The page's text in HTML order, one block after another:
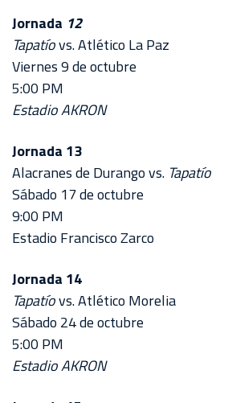
Jornada 12
Tapatíovs. Atlético La Paz
Viernes 9 de octubre
5:00 PM
Estadio AKRON
Jornada 13
Alacranes de Durango vs. Tapatío
Sábado 17 de octubre
9:00 PM
Estadio Francisco Zarco
Jornada 14
Tapatíovs. Atlético Morelia
Sábado 24 de octubre
5:00 PM
Estadio AKRON